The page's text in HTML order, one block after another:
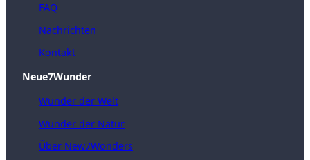
FAQ
Nachrichten
Kontakt
Neue7Wunder
Wunder der Welt
Wunder der Natur
Über New7Wonders